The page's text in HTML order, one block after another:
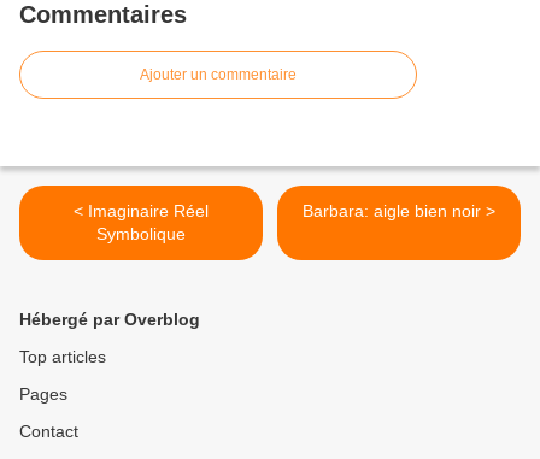
Commentaires
Ajouter un commentaire
< Imaginaire Réel
Symbolique
Barbara: aigle bien noir >
Hébergé par Overblog
Top articles
Pages
Contact